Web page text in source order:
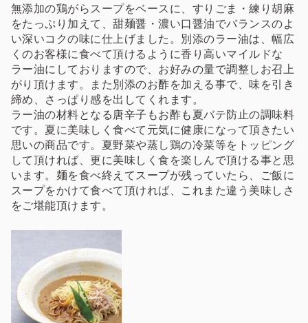
無添加の鶏がらスープをベースに、すりごま・練り胡麻
をたっぷり加えて、甜麺醤・濃い口醤油でバランスのよ
い深いコクの味に仕上げました。別添のラー油は、幅広
くのお客様に食べて頂けるように香り高いマイルドな
ラー油にしておりますので、お好みの量で調整しお召上
がり頂けます。また別添のお酢を加える事で、味を引き
締め、さっぱり感を出してくれます。
ラー油の材料となる唐辛子もお酢も夏バテ防止の調味料
です。夏に美味しく食べて元気に健康になって頂きたい
思いの商品です。夏野菜や蒸し鶏の冷菜等をトッピング
して頂ければ、更に美味しく食を楽しんで頂ける事と思
います。麺を食べ終えてスープが残っていたら、ご飯に
スープをかけて食べて頂ければ、これまた違う美味しさ
をご堪能頂けます。